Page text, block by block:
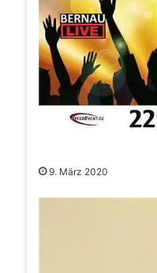
9. März 2020